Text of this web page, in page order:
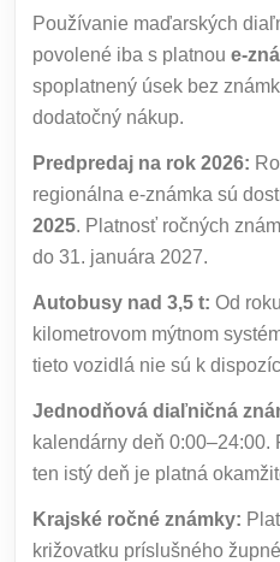
Používanie maďarských
povolené iba s platnou e-
spoplatnený úsek bez
dodatočný nákup.
Predpredaj na rok 2026:
regionálna e-známka sú
2025. Platnosť ročných
do 31. januára 2027.
Autobusy nad 3,5 t: Od
kilometrovom mýtnom
tieto vozidlá nie sú k
Jednodňová diaľničná
kalendárny deň 0:00–24:00.
ten istý deň je platná
Krajské ročné známky:
križovatku príslušného